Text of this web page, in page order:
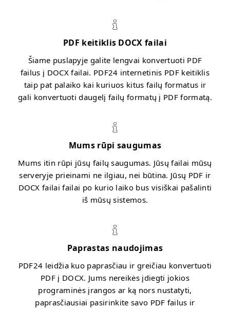
PDF keitiklis DOCX failai
Šiame puslapyje galite lengvai konvertuoti PDF
failus į DOCX failai. PDF24 internetinis PDF keitiklis
taip pat palaiko kai kuriuos kitus failų formatus ir
gali konvertuoti daugelį failų formatų į PDF formatą.
Mums rūpi saugumas
Mums itin rūpi jūsų failų saugumas. Jūsų failai mūsų
serveryje prieinami ne ilgiau, nei būtina. Jūsų PDF ir
DOCX failai failai po kurio laiko bus visiškai pašalinti
iš mūsų sistemos.
Paprastas naudojimas
PDF24 leidžia kuo paprasčiau ir greičiau konvertuoti
PDF į DOCX. Jums nereikės įdiegti jokios
programinės įrangos ar ką nors nustatyti,
paprasčiausiai pasirinkite savo PDF failus ir